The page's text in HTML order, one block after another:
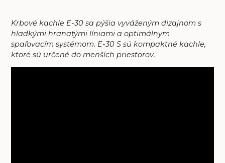
Krbové kachle E-30 sa pýšia vyváženým dizajnom s
hladkými hranatými líniami a optimálnym
spaľovacím systémom. E-30 S sú kompaktné kachle,
ktoré sú určené do menších priestorov.